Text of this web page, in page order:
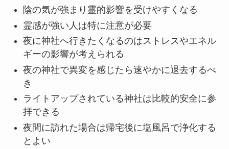
陰の気が強まり霊的影響を受けやすくなる
霊感が強い人は特に注意が必要
夜に神社へ行きたくなるのはストレスやエネル
ギーの影響が考えられる
夜の神社で異変を感じたら速やかに退去するべ
き
ライトアップされている神社は比較的安全に参
拝できる
夜間に訪れた場合は帰宅後に塩風呂で浄化する
とよい